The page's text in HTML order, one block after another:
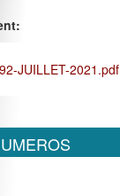
JUILLET-2021.pdf